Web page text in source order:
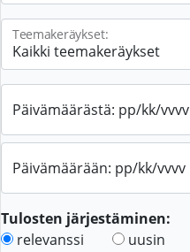
Teemakeräykset:
Päivämäärästä: pp/kk/vvvv
Päivämäärään: pp/kk/vvvv
Tulosten järjestäminen:
relevanssi
uusin